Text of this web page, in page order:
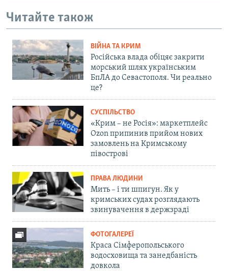
Читайте також
ВІЙНА ТА КРИМ
Російська влада обіцяє закрити
морський шлях українським
БпЛА до Севастополя. Чи реально
це?
СУСПІЛЬСТВО
«Крим – не Росія»: маркетплейс
Ozon припинив прийом нових
замовлень на Кримському
півострові
ПРАВА ЛЮДИНИ
Мить – і ти шпигун. Як у
кримських судах розглядають
звинувачення в держзраді
ФОТОГАЛЕРЕЇ
Краса Сімферопольського
водосховища та занедбаність
довкола